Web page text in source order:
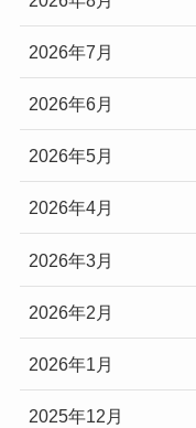
2026年7月
2026年6月
2026年5月
2026年4月
2026年3月
2026年2月
2026年1月
2025年12月